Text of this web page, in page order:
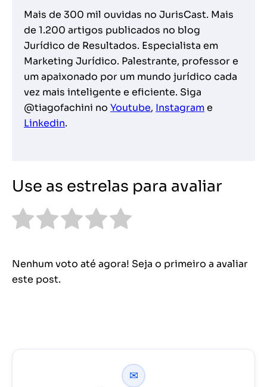
Mais de 300 mil ouvidas no JurisCast. Mais
de 1.200 artigos publicados no blog
Jurídico de Resultados. Especialista em
Marketing Jurídico. Palestrante, professor e
um apaixonado por um mundo jurídico cada
vez mais inteligente e eficiente. Siga
@tiagofachini no Youtube, Instagrame
Linkedin.
Use as estrelas para avaliar
Nenhum voto até agora! Seja o primeiro a avaliar
este post.
✉